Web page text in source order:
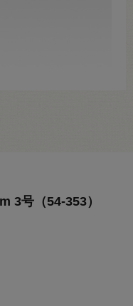
3号（54-353）